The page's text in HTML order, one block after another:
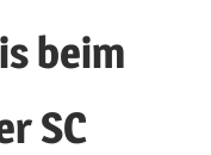
beim
SC